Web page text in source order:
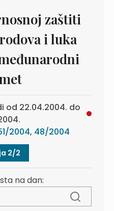
zaštiti
i luka
od 22.04.2004. do
2004, 48/2004
2/2
na dan: